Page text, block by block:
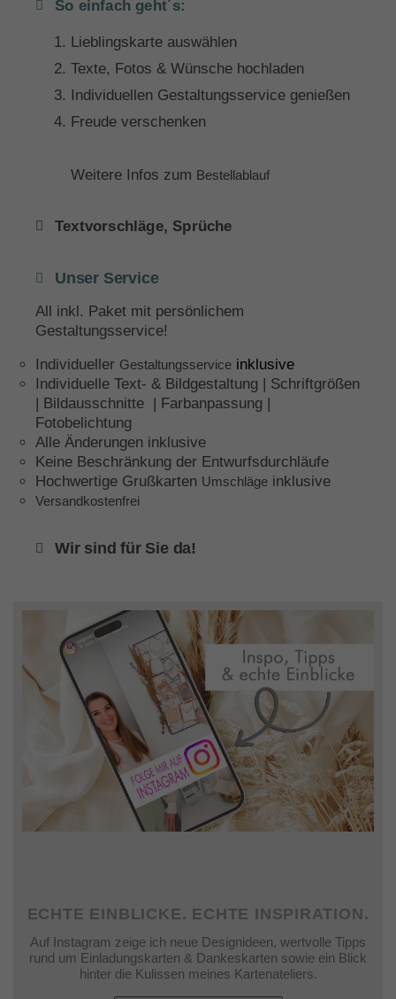
So einfach geht´s:
Lieblingskarte auswählen
Texte, Fotos & Wünsche hochladen
Individuellen Gestaltungsservice genießen
Freude verschenken
Weitere Infos zum Bestellablauf
Textvorschläge, Sprüche
Unser Service
All inkl. Paket mit persönlichem
Gestaltungsservice!
Individueller Gestaltungsservice inklusive
Individuelle Text- & Bildgestaltung | Schriftgrößen
| Bildausschnitte | Farbanpassung |
Fotobelichtung
Alle Änderungen inklusive
Keine Beschränkung der Entwurfsdurchläufe
Hochwertige Grußkarten Umschläge inklusive
Versandkostenfrei
Wir sind für Sie da!
ECHTE EINBLICKE. ECHTE INSPIRATION.
Auf Instagram zeige ich neue Designideen, wertvolle Tipps
rund um Einladungskarten & Dankeskarten sowie ein Blick
hinter die Kulissen meines Kartenateliers.